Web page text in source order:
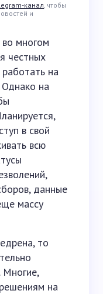
канал, чтобы
и
многом
честных
на
Однако на
в свой
всю
данные
массу
то
на